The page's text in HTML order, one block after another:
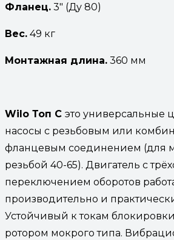
Фланец. 3″ (Ду 80)
Вес. 49 кг
Монтажная длина. 360 мм
Wilo Топ С это универсальные
насосы с резьбовым или
фланцевым соединением (для
резьбой 40-65). Двигатель с
переключением оборотов
производительно и
Устойчивый к токам
ротором мокрого типа.